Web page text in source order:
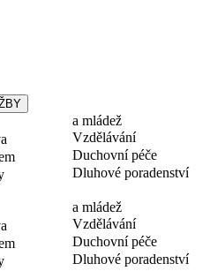
a mládež
Vzdělávání
Duchovní péče
Dluhové poradenství
a mládež
Vzdělávání
Duchovní péče
Dluhové poradenství